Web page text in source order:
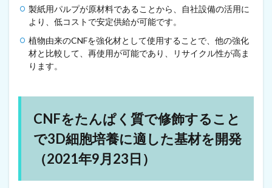
日
本
紙
、
C
強
樹
の
産
製紙用パルプが原材料であることから、自社設備の活用に
より、低コストで安定供給が可能です。
植物由来のCNFを強化材として使用することで、他の強化
材と比較して、再使用が可能であり、リサイクル性が高ま
ります。
CNFをたんぱく質で修飾すること
で3D細胞培養に適した基材を開発
（2021年9月23日）